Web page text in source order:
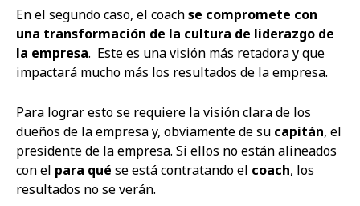
En el segundo caso, el coachse compromete con
una transformación de la cultura de liderazgo de
la empresa. Este es una visión más retadora y que
impactará mucho más los resultados de la empresa.
Para lograr esto se requiere la visión clara de los
dueños de la empresa y, obviamente de su capitán, el
presidente de la empresa. Si ellos no están alineados
con el para qué se está contratando el coach, los
resultados no se verán.